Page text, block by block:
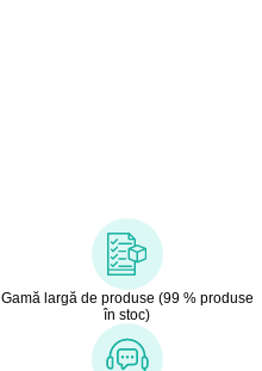
Gamă largă de produse (99 % produse
în stoc)